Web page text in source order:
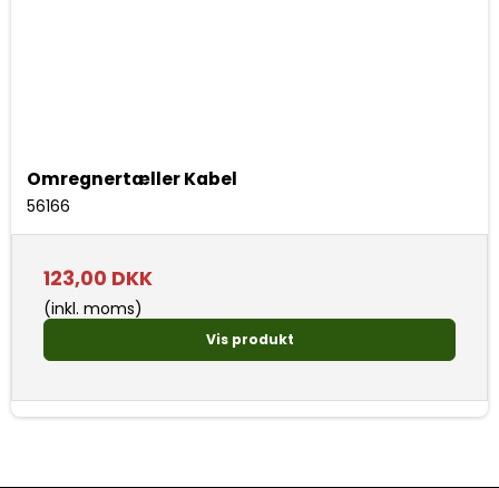
Omregnertæller Kabel
56166
123,00 DKK
(inkl. moms)
Vis produkt